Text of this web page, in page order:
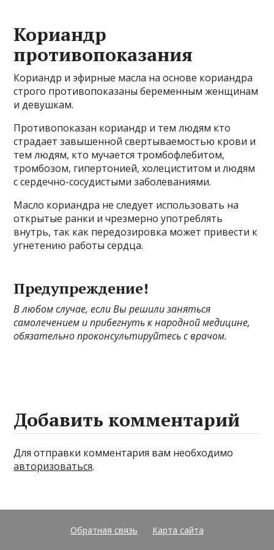
Кориандр
противопоказания
Кориандр и эфирные масла на основе кориандра
строго противопоказаны беременным женщинам
и девушкам.
Противопоказан кориандр и тем людям кто
страдает завышенной свертываемостью крови и
тем людям, кто мучается тромбофлебитом,
тромбозом, гипертонией, холециститом и людям
с сердечно-сосудистыми заболеваниями.
Масло кориандра не следует использовать на
открытые ранки и чрезмерно употреблять
внутрь, так как передозировка может привести к
угнетению работы сердца.
Предупреждение!
В любом случае, если Вы решили заняться
самолечением и прибегнуть к народной медицине,
обязательно проконсультируйтесь с врачом.
Добавить комментарий
Для отправки комментария вам необходимо
авторизоваться.
Обратная связь Карта сайта